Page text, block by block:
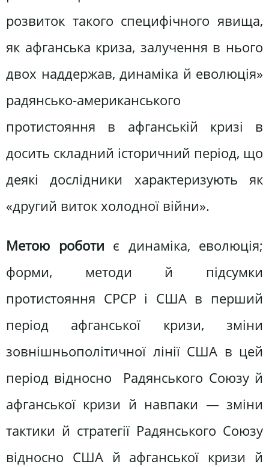
розвиток такого специфічного явища,
як афганська криза, залучення в нього
двох наддержав, динаміка й еволюція»
радянсько-американського
протистояння в афганській кризі в
досить складний історичний період, що
деякі дослідники характеризують як
«другий виток холодної війни».
Метою роботи є динаміка, еволюція;
форми, методи й підсумки
протистояння СРСР і США в перший
період афганської кризи, зміни
зовнішньополітичної лінії США в цей
період відносно Радянського Союзу й
афганської кризи й навпаки — зміни
тактики й стратегії Радянського Союзу
відносно США й афганської кризи й